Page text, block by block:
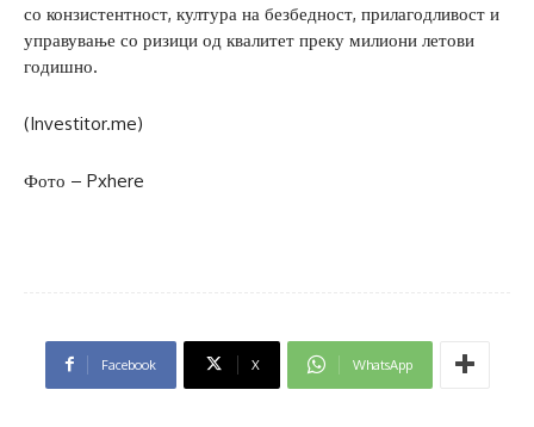
со конзистентност, култура на безбедност, прилагодливост и
управување со ризици од квалитет преку милиони летови
годишно.
(Investitor.me)
Фото – Pxhere
Facebook X WhatsApp